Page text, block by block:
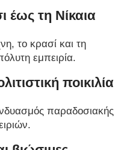
έως τη Νίκαια
το κρασί και τη
εμπειρία.
ποικιλία
παραδοσιακής